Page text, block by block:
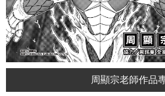
周顯宗老師作品